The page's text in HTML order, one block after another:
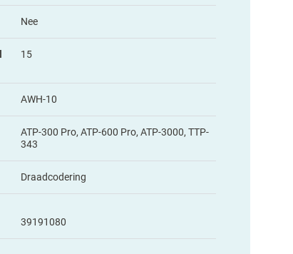
Nee
15
AWH-10
ATP-300 Pro, ATP-600 Pro, ATP-3000, TTP-
343
Draadcodering
39191080